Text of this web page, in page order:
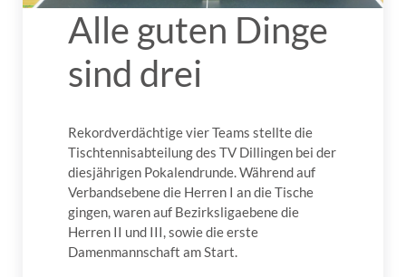
Alle guten Dinge
sind drei
Rekordverdächtige vier Teams stellte die
Tischtennisabteilung des TV Dillingen bei der
diesjährigen Pokalendrunde. Während auf
Verbandsebene die Herren I an die Tische
gingen, waren auf Bezirksligaebene die
Herren II und III, sowie die erste
Damenmannschaft am Start.